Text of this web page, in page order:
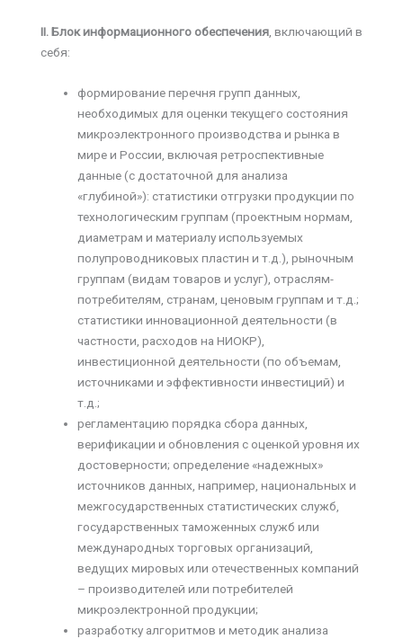
II. Блок информационного обеспечения, включающий в
себя:
формирование перечня групп данных,
необходимых для оценки текущего состояния
микроэлектронного производства и рынка в
мире и России, включая ретроспективные
данные (с достаточной для анализа
«глубиной»): статистики отгрузки продукции по
технологическим группам (проектным нормам,
диаметрам и материалу используемых
полупроводниковых пластин и т.д.), рыночным
группам (видам товаров и услуг), отраслям-
потребителям, странам, ценовым группам и т.д.;
статистики инновационной деятельности (в
частности, расходов на НИОКР),
инвестиционной деятельности (по объемам,
источниками и эффективности инвестиций) и
т.д.;
регламентацию порядка сбора данных,
верификации и обновления с оценкой уровня их
достоверности; определение «надежных»
источников данных, например, национальных и
межгосударственных статистических служб,
государственных таможенных служб или
международных торговых организаций,
ведущих мировых или отечественных компаний
– производителей или потребителей
микроэлектронной продукции;
разработку алгоритмов и методик анализа